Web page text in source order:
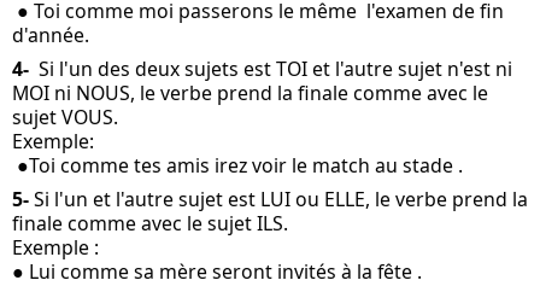
d'année.
4-
  Si l'un des deux sujets est TOI et l'autre sujet n'est ni
MOI ni NOUS, le verbe prend la finale comme avec le
sujet VOUS.
Exemple:
●Toi comme tes amis irez voir le match au stade .
5- Si l'un et l'autre sujet est LUI ou ELLE, le verbe prend la
finale comme avec le sujet ILS.
Exemple :
● Lui comme sa mère seront invités à la fête .